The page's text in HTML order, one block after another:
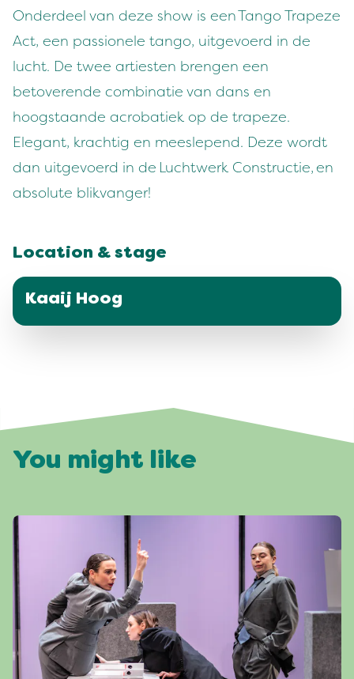
Onderdeel van deze show is een Tango Trapeze
Act, een passionele tango, uitgevoerd in de
lucht. De twee artiesten brengen een
betoverende combinatie van dans en
hoogstaande acrobatiek op de trapeze.
Elegant, krachtig en meeslepend. Deze wordt
dan uitgevoerd in de Luchtwerk Constructie, en
absolute blikvanger!
Location & stage
Kaaij Hoog
You might like